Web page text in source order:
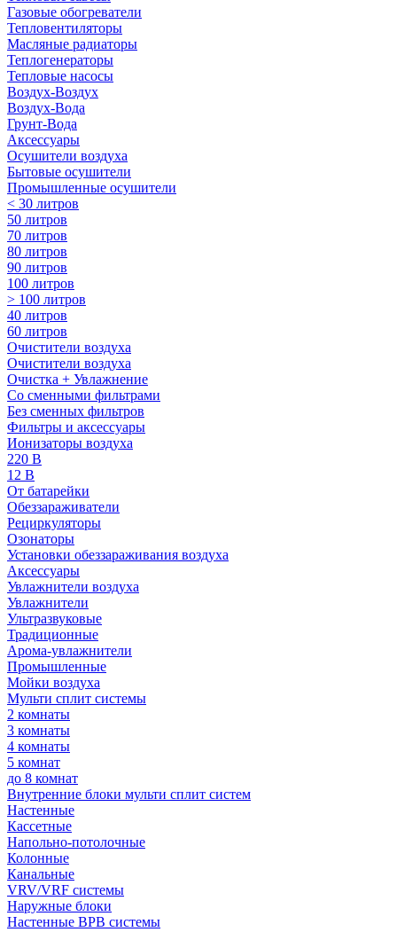
Газовые обогреватели
Тепловентиляторы
Масляные радиаторы
Теплогенераторы
Тепловые насосы
Воздух-Воздух
Воздух-Вода
Грунт-Вода
Аксессуары
Осушители воздуха
Бытовые осушители
Промышленные осушители
< 30 литров
50 литров
70 литров
80 литров
90 литров
100 литров
> 100 литров
40 литров
60 литров
Очистители воздуха
Очистители воздуха
Очистка + Увлажнение
Cо сменными фильтрами
Без сменных фильтров
Фильтры и аксессуары
Ионизаторы воздуха
220 В
12 В
От батарейки
Обеззараживатели
Рециркуляторы
Озонаторы
Установки обеззараживания воздуха
Аксессуары
Увлажнители воздуха
Увлажнители
Ультразвуковые
Традиционные
Арома-увлажнители
Промышленные
Мойки воздуха
Мульти сплит системы
2 комнаты
3 комнаты
4 комнаты
5 комнат
до 8 комнат
Внутренние блоки мульти сплит систем
Настенные
Кассетные
Напольно-потолочные
Колонные
Канальные
VRV/VRF системы
Наружные блоки
Настенные ВРВ системы